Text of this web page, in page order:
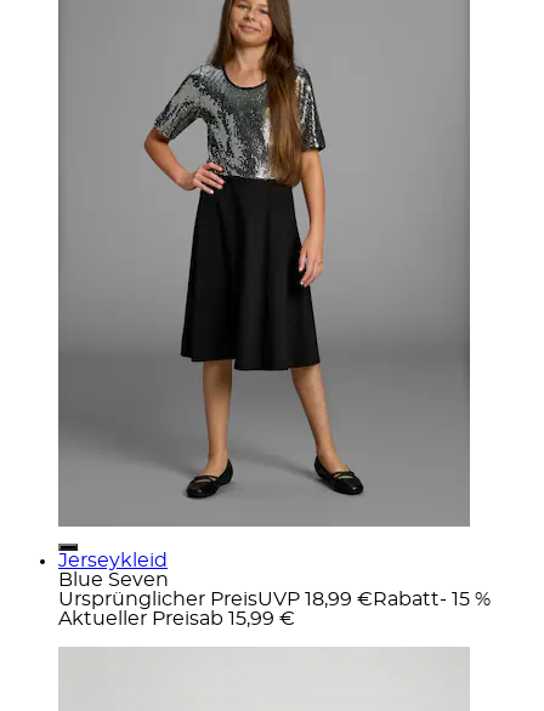
Jerseykleid
Blue Seven
Ursprünglicher PreisUVP 18,99 € Rabatt- 15 %
Aktueller Preisab 15,99 €